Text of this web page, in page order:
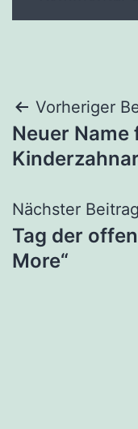
Vorheriger
Neuer Name
Nächster Beitrag
Tag der
More“